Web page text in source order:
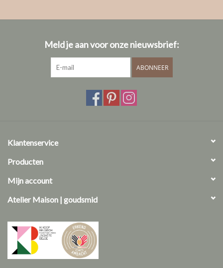
Meld je aan voor onze nieuwsbrief:
ABONNEER
Klantenservice
Producten
Mijn account
Atelier Maison | goudsmid